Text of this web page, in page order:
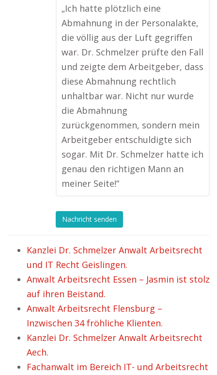
„Ich hatte plötzlich eine
Abmahnung in der Personalakte,
die völlig aus der Luft gegriffen
war. Dr. Schmelzer prüfte den Fall
und zeigte dem Arbeitgeber, dass
diese Abmahnung rechtlich
unhaltbar war. Nicht nur wurde
die Abmahnung
zurückgenommen, sondern mein
Arbeitgeber entschuldigte sich
sogar. Mit Dr. Schmelzer hatte ich
genau den richtigen Mann an
meiner Seite!“
Nachricht senden
Kanzlei Dr. Schmelzer Anwalt Arbeitsrecht
und IT Recht Geislingen.
Anwalt Arbeitsrecht Essen – Jasmin ist stolz
auf ihren Beistand.
Anwalt Arbeitsrecht Flensburg –
Inzwischen 34 fröhliche Klienten.
Kanzlei Dr. Schmelzer Anwalt Arbeitsrecht
Aech.
Fachanwalt im Bereich IT- und Arbeitsrecht